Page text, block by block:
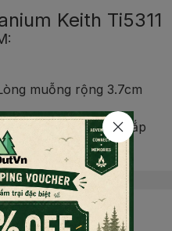
Keith Ti5311
muỗng rộng 3.7cm
muỗng, nĩa và khui nắp
lỗ xỏ dây.
cứng và an toàn tuyệt
toàn, không bị bỏng khi
dung